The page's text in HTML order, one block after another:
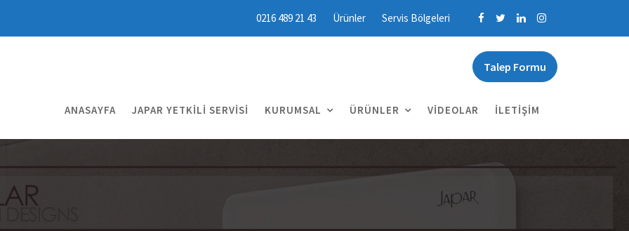
0216 489 21 43 Ürünler Servis Bölgeleri
Talep Formu
ANASAYFA JAPAR YETKILI SERVISI KURUMSAL ÜRÜNLER VIDEOLAR İLETIŞIM